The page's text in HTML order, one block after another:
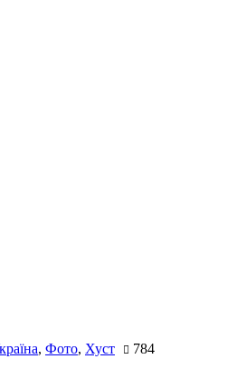
, Фото, Хуст 784